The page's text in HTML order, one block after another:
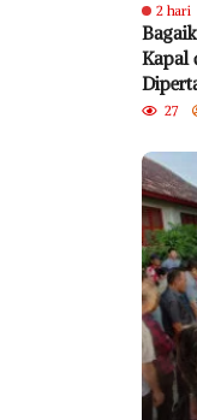
2 hari
Kapal
27